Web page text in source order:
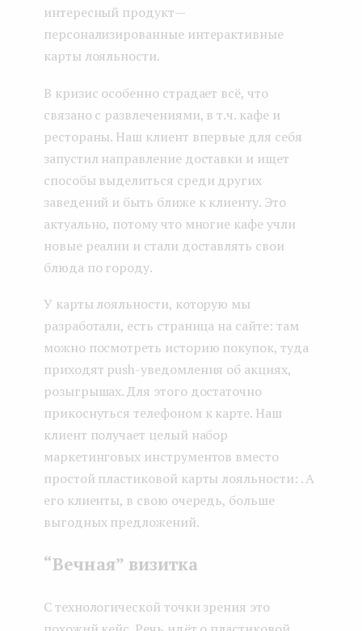
интересный продукт —
персонализированные интерактивные
карты лояльности.
В кризис особенно страдает всё, что
связано с развлечениями, в т.ч. кафе и
рестораны. Наш клиент впервые для себя
запустил направление доставки и ищет
способы выделиться среди других
заведений и быть ближе к клиенту. Это
актуально, потому что многие кафе учли
новые реалии и стали доставлять свои
блюда по городу.
У карты лояльности, которую мы
разработали, есть страница на сайте: там
можно посмотреть историю покупок, туда
приходят push-уведомления об акциях,
розыгрышах. Для этого достаточно
прикоснуться телефоном к карте. Наш
клиент получает целый набор
маркетинговых инструментов вместо
простой пластиковой карты лояльности: . А
его клиенты, в свою очередь, больше
выгодных предложений.
“Вечная” визитка
С технологической точки зрения это